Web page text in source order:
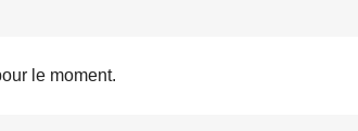
le moment.